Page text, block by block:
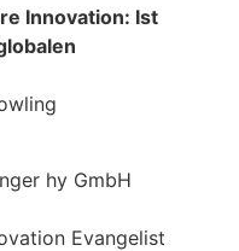
Innovation: Ist
hy GmbH
Evangelist